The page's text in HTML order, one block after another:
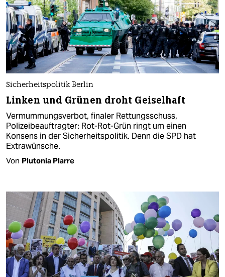
Sicherheitspolitik Berlin
Linken und Grünen droht Geiselhaft
Vermummungsverbot, finaler Rettungsschuss,
Polizeibeauftragter: Rot-Rot-Grün ringt um einen
Konsens in der Sicherheitspolitik. Denn die SPD hat
Extrawünsche.
Von Plutonia Plarre